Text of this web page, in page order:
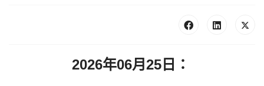
最新消息
2026年06月25日：